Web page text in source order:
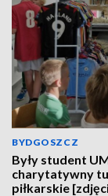
BYDGOSZCZ
Były student
charytatywny
piłkarskie